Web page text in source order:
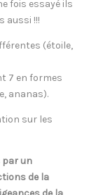
fois essayé ils
aussi !!!
(étoile,
7 en formes
ananas).
sur les
par un
de la